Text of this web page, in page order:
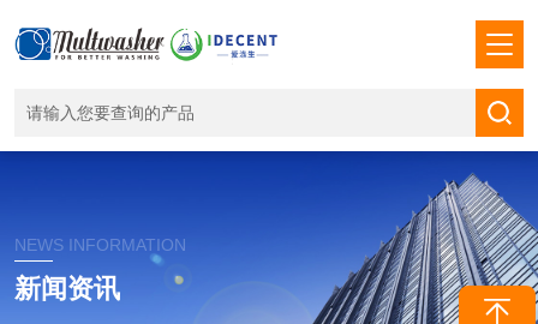
NEWS INFORMATION
新闻资讯